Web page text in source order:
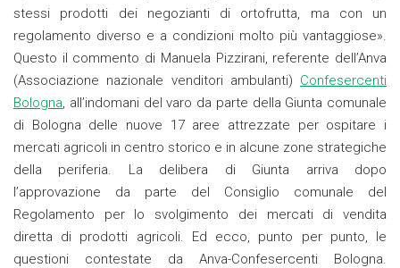
stessi prodotti dei negozianti di ortofrutta, ma con un
regolamento diverso e a condizioni molto più vantaggiose».
Questo il commento di Manuela Pizzirani, referente dell’Anva
(Associazione nazionale venditori ambulanti) Confesercenti
Bologna , all’indomani del varo da parte della Giunta comunale
di Bologna delle nuove 17 aree attrezzate per ospitare i
mercati agricoli in centro storico e in alcune zone strategiche
della periferia. La delibera di Giunta arriva dopo
l’approvazione da parte del Consiglio comunale del
Regolamento per lo svolgimento dei mercati di vendita
diretta di prodotti agricoli. Ed ecco, punto per punto, le
questioni contestate da Anva-Confesercenti Bologna.